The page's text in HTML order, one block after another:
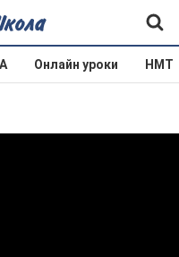
Онлайн уроки НМТ